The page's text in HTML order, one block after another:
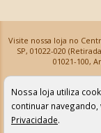
Visite nossa loja no
SP, 01022-020
01021-100,
Os preços e as condições de
podem sofrer alterações
Nossa loja utiliza
continuar
Privacidade.